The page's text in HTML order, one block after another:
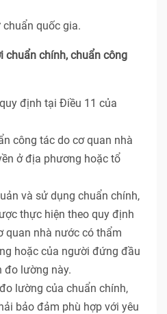
quốc gia.
chuẩn chính, chuẩn công
định tại Điều 11 của
công tác do cơ quan nhà
ở địa phương hoặc tổ
và sử dụng chuẩn chính,
thực hiện theo quy định
quan nhà nước có thẩm
hoặc của người đứng đầu
đo lường này.
lường của chuẩn chính,
bảo đảm phù hợp với yêu